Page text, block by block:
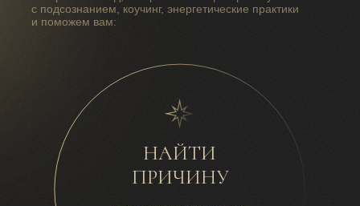
НАЙТИ
ПРИЧИНУ
с подсознанием, коучинг, энергетические практики
и поможем вам: